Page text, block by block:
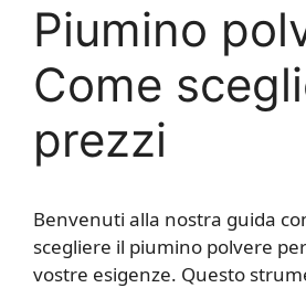
Piumino
Come
prezzi
Benvenuti alla nostra guida
scegliere il piumino polvere
vostre esigenze. Questo